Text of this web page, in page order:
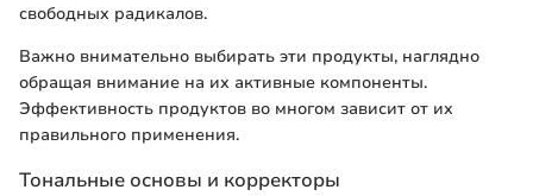
свободных радикалов.
Важно внимательно выбирать эти продукты, наглядно
обращая внимание на их активные компоненты.
Эффективность продуктов во многом зависит от их
правильного применения.
Тональные основы и корректоры